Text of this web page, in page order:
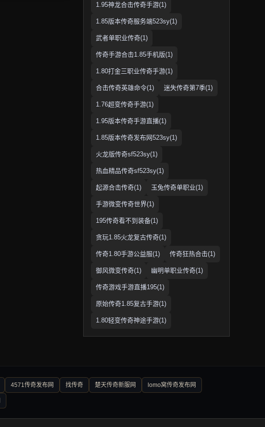
1.95神龙合击传奇手游(1)
1.85版本传奇服务端523sy(1)
武者单职业传奇(1)
传奇手游合击1.85手机版(1)
1.80打金三职业传奇手游(1)
合击传奇英雄命令(1) 迷失传奇第7季(1)
1.76超变传奇手游(1)
1.95版本传奇手游直播(1)
1.85版本传奇发布网523sy(1)
火龙版传奇sf523sy(1)
热血精品传奇sf523sy(1)
起源合击传奇(1) 玉兔传奇单职业(1)
手游微变传奇世界(1)
195传奇看不到装备(1)
贪玩1.85火龙复古传奇(1)
传奇1.80手游公益服(1) 传奇狂热合击(1)
御风微变传奇(1) 幽明单职业传奇(1)
传奇游戏手游直播195(1)
原始传奇1.85复古手游(1)
1.80轻变传奇神途手游(1)
4571传奇发布网 找传奇 楚天传奇新服网 lomo窝传奇发布网